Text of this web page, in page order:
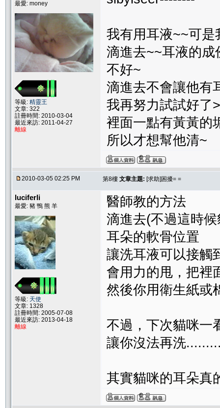
最愛: money
等級: 精靈王
文章: 322
註冊時間: 2010-03-04
最近來訪: 2011-04-27
離線
我有用耳液~~可
滴進去~~耳液的
不好~
滴進去不會讓他有
我再努力試試好了
裡面一點有黃黃的
所以才想幫他清~
2010-03-05 02:25 PM 第8樓 文章主題: [求助]困擾= =
luciferli
最愛: 豬 鴨 熊 羊
等級: 天使
文章: 1328
註冊時間: 2005-07-08
最近來訪: 2013-04-18
離線
醫師教的方法
滴進去(不過這時
耳朵的軟骨位置
讓洗耳液可以接觸
會用力的甩，把裡
然後你用衛生紙或
不過，下次貓咪一
讓你沒法再洗
其實貓咪的耳朵真